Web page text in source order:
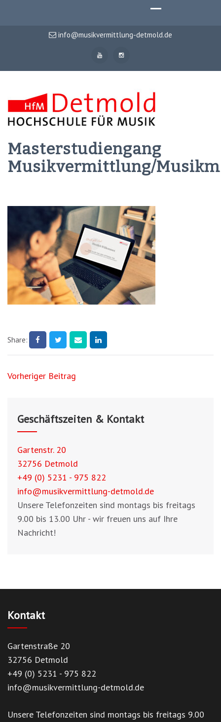
info@musikvermittlung-detmold.de
Masterstudiengang
Musikvermittlung/
Share:
Beitragsnavigation
Vorheriger Beitrag
Geschäftszeiten & Kontakt
Gartenstr. 20
32756 Detmold
+49 (0) 5231 - 975 822
info@musikvermittlung-detmold.de
Unsere Telefonzeiten sind montags bis freitags
9.00 bis 13.00 Uhr - wir freuen uns auf Ihre
Nachricht!
Kontakt
Gartenstraße 20
32756 Detmold
+49 (0) 5231 - 975 822
info@musikvermittlung-detmold.de
Unsere Telefonzeiten sind montags bis freitags 9.00